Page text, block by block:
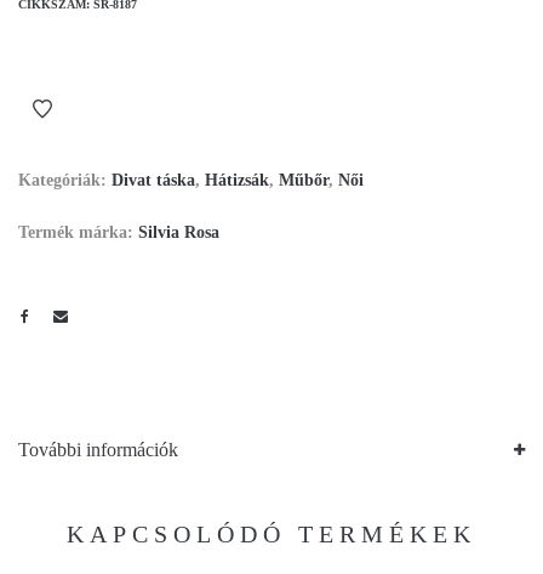
CIKKSZÁM: SR-8187
Kategóriák: Divat táska, Hátizsák, Műbőr, Női
Termék márka: Silvia Rosa
További információk
KAPCSOLÓDÓ TERMÉKEK